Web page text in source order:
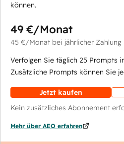
können.
49 €/Monat
45 €/Monat bei jährlicher Zahlung
Verfolgen Sie täglich 25 Prompts
Zusätzliche Prompts können Sie
Jetzt kaufen
Kein zusätzliches Abonnement
Mehr über AEO erfahren